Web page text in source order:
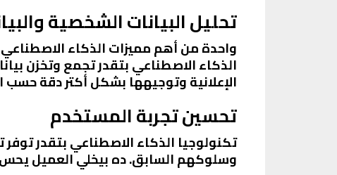
تحليل البيانات الشخصية
واحدة من أهم مميزات الذكاء
الذكاء الاصطناعي بتقدر تجمع وتخزن
الإعلانية وتوجيهها بشكل أكتر دقة
تحسين تجربة المستخدم
تكنولوجيا الذكاء الاصطناعي بتقدر
وسلوكهم السابق. ده بيخلي العميل يحس